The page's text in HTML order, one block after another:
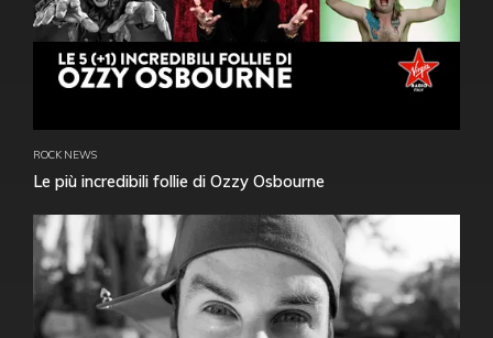
ROCK NEWS
Le più incredibili follie di Ozzy Osbourne